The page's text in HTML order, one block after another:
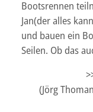
Bootsrennen
Jan(der alles
und bauen ein
Seilen. Ob das
(Jörg